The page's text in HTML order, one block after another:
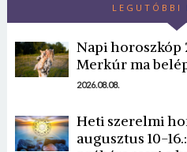
LEGUTÓBBI
Napi horoszkóp
Merkúr ma
2026.08.08.
Heti szerelmi
augusztus 10-